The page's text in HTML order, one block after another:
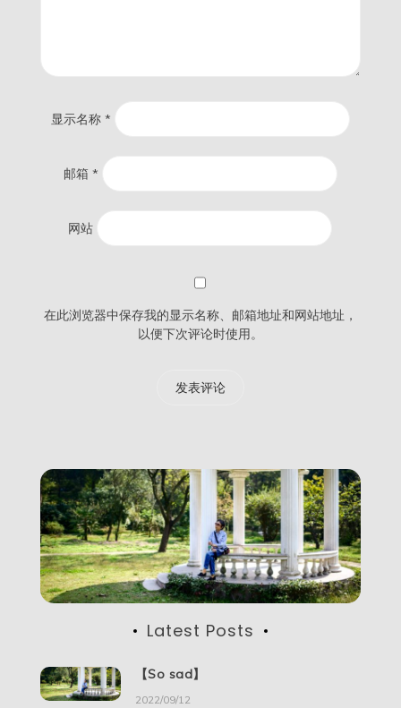
显示名称 *
邮箱 *
网站
在此浏览器中保存我的显示名称、邮箱地址和网站地址，
以便下次评论时使用。
Latest Posts
【So sad】
2022/09/12